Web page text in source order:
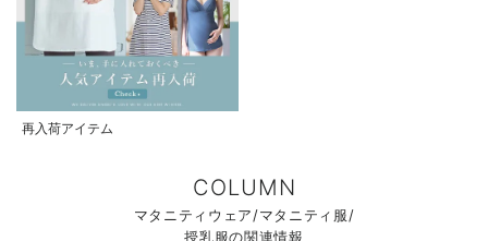
再入荷アイテム
COLUMN
マタニティウェア/マタニティ服/
授乳服の関連情報